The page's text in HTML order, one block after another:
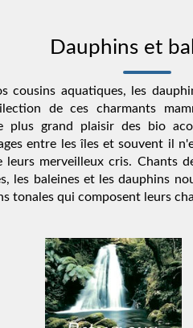
Dauphins et
cousins aquatiques, les
de ces charmants
plus grand plaisir des bio
entre les îles et souvent il
leurs merveilleux cris. Chants
les baleines et les dauphins
tonales qui composent leurs